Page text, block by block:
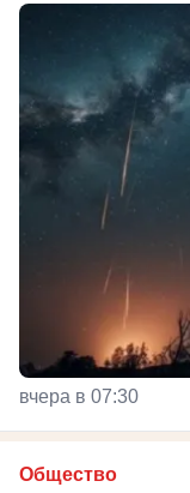
вчера в 07:30
Общество